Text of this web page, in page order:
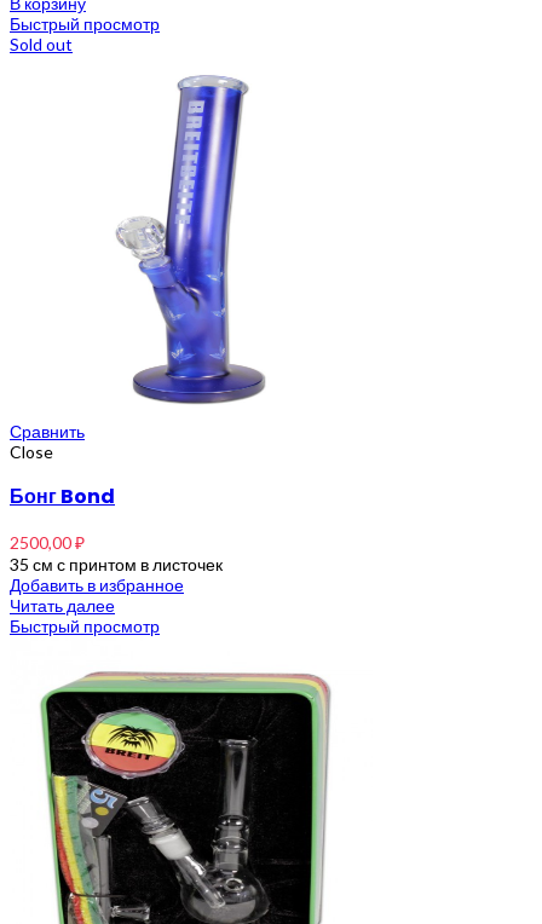
Быстрый просмотр
Sold out
Сравнить
Close
Бонг Bond
2500,00₽
35 см с принтом в листочек
Добавить в избранное
Читать далее
Быстрый просмотр